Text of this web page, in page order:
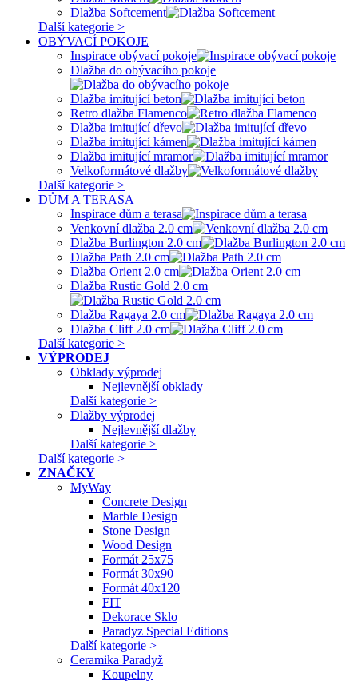
Dlažba Softcement
Další kategorie >
OBÝVACÍ POKOJE
Inspirace obývací pokoje
Dlažba do obývacího pokoje
Dlažba imitující beton
Retro dlažba Flamenco
Dlažba imitující dřevo
Dlažba imitující kámen
Dlažba imitující mramor
Velkoformátové dlažby
Další kategorie >
DŮM A TERASA
Inspirace dům a terasa
Venkovní dlažba 2.0 cm
Dlažba Burlington 2.0 cm
Dlažba Path 2.0 cm
Dlažba Orient 2.0 cm
Dlažba Rustic Gold 2.0 cm
Dlažba Ragaya 2.0 cm
Dlažba Cliff 2.0 cm
Další kategorie >
VÝPRODEJ
Obklady výprodej
Nejlevnější obklady
Další kategorie >
Dlažby výprodej
Nejlevnější dlažby
Další kategorie >
Další kategorie >
ZNAČKY
MyWay
Concrete Design
Marble Design
Stone Design
Wood Design
Formát 25x75
Formát 30x90
Formát 40x120
FIT
Dekorace Sklo
Paradyz Special Editions
Další kategorie >
Ceramika Paradyž
Koupelny